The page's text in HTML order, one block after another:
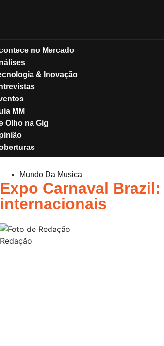
no Mercado
& Inovação
MM
Olho na Gig
Mundo Da Música
Expo Carnaval
internacionais
Redação